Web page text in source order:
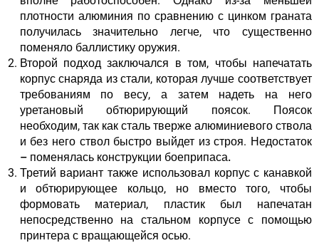
плотности алюминия по сравнению с цинком граната
получилась значительно легче, что существенно
поменяло баллистику оружия.
Второй подход заключался в том, чтобы напечатать
корпус снаряда из стали, которая лучше соответствует
требованиям по весу, а затем надеть на него
уретановый обтюрирующий поясок. Поясок
необходим, так как сталь тверже алюминиевого ствола
и без него ствол быстро выйдет из строя. Недостаток
– поменялась конструкции боеприпаса.
Третий вариант также использовал корпус с канавкой
и обтюрирующее кольцо, но вместо того, чтобы
формовать материал, пластик был напечатан
непосредственно на стальном корпусе с помощью
принтера с вращающейся осью.